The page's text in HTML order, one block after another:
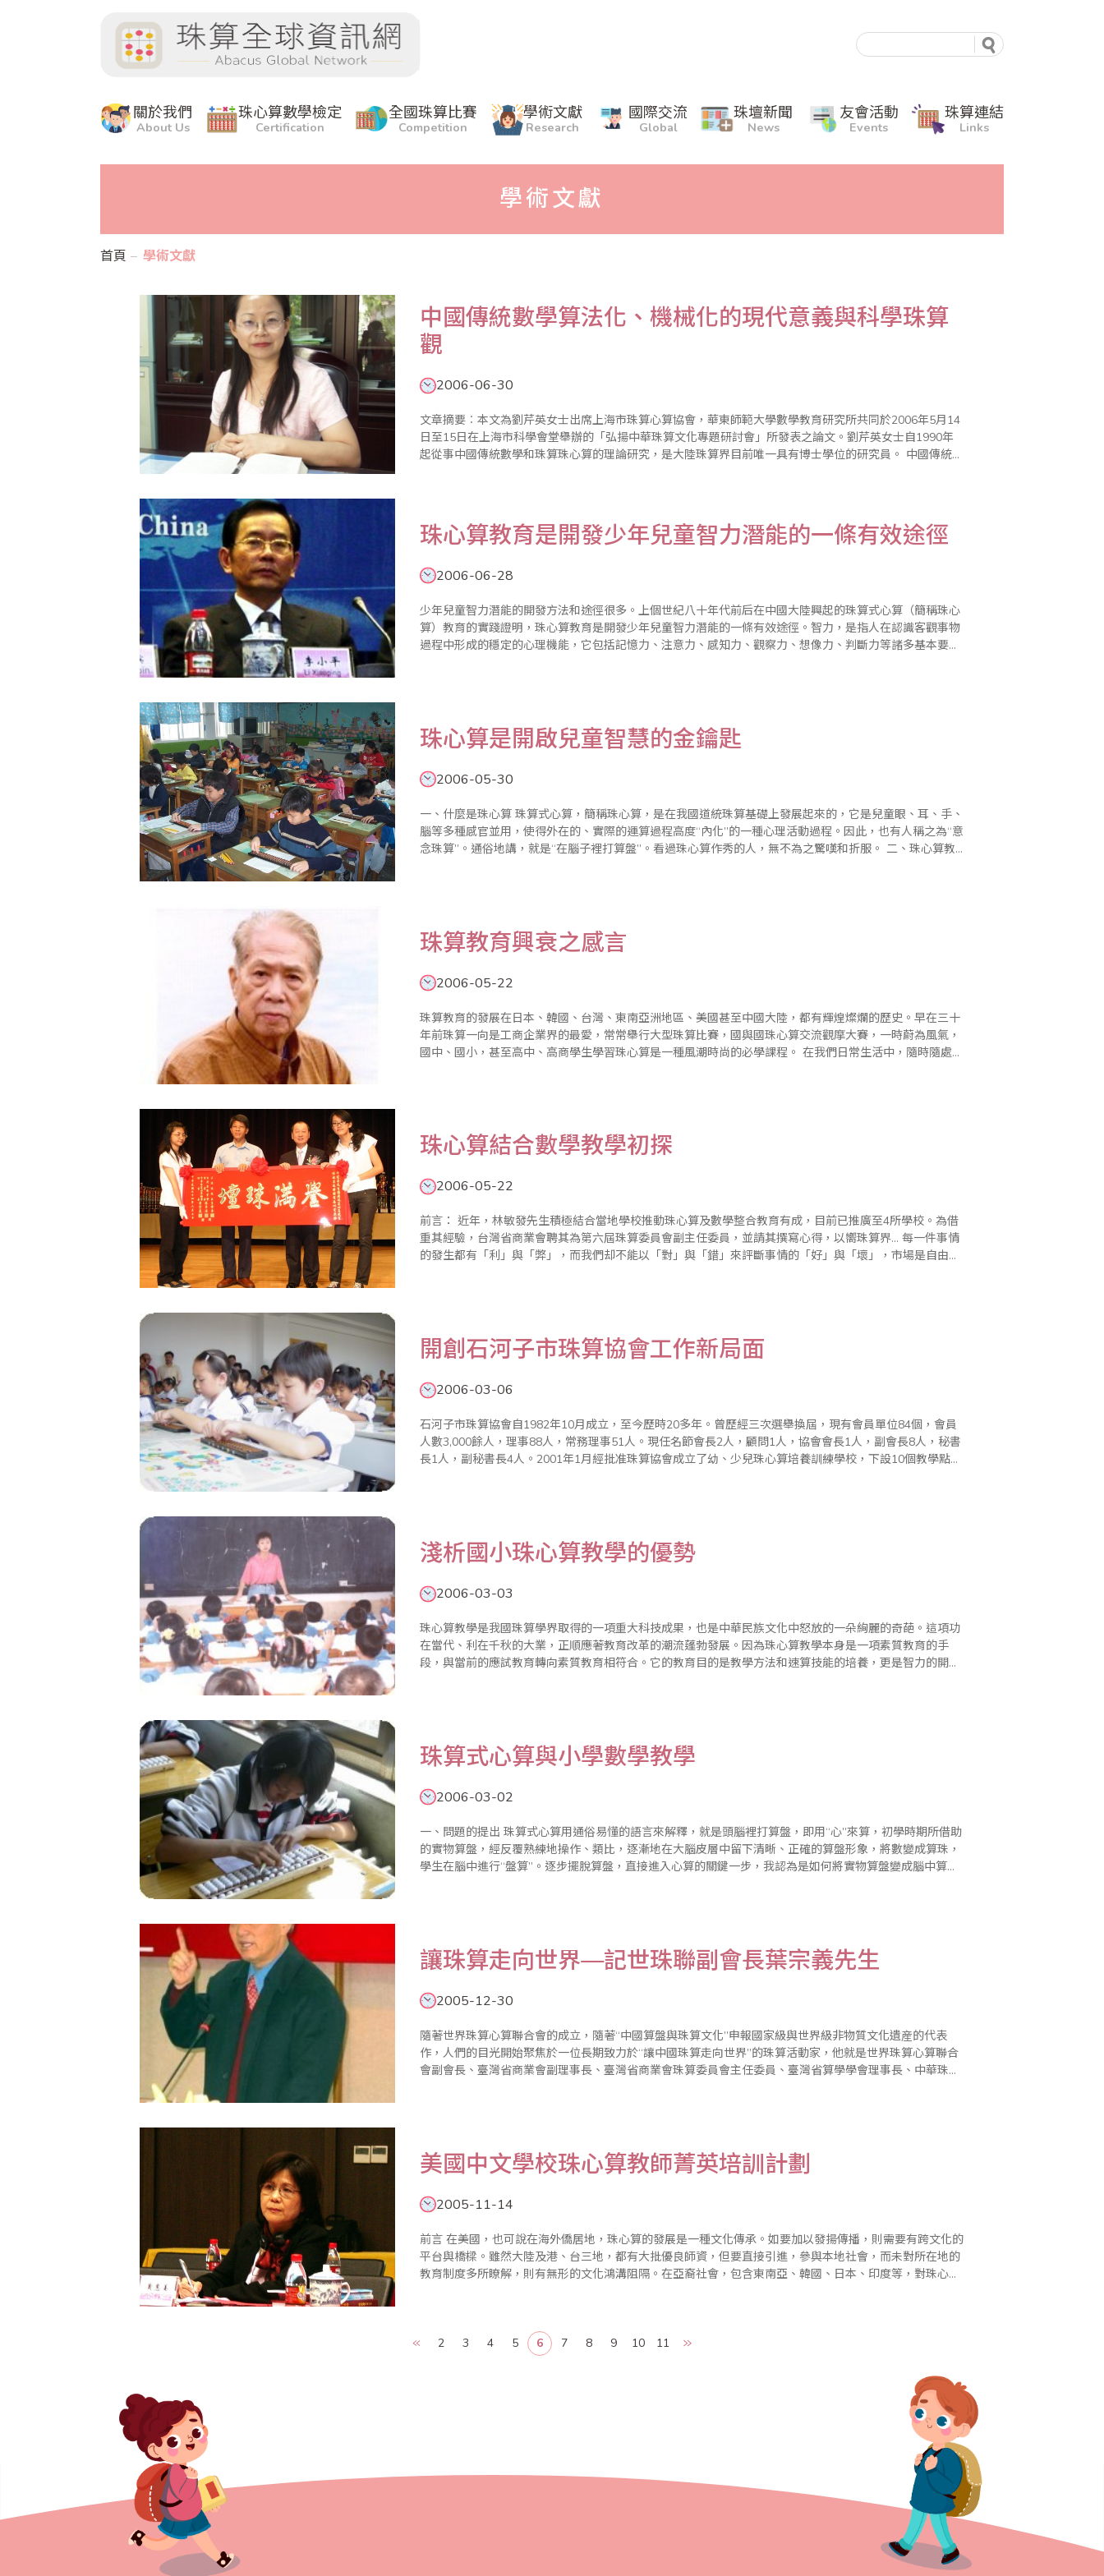
關於我們
About Us
珠心算數學檢定
Certification
全國珠算比賽
Competition
學術文獻
Research
國際交流
Global
珠壇新聞
News
友會活動
Events
珠算連結
Links
學術文獻
首頁 學術文獻
中國傳統數學算法化、機械化的現代意義與科學珠算
觀
2006-06-30
文章摘要︰本文為劉芹英女士出席上海市珠算心算協會，華東師範大學數學教育研究所共同於2006年5月14
日至15日在上海市科學會堂舉辦的「弘揚中華珠算文化專題研討會」所發表之論文。劉芹英女士自1990年
起從事中國傳統數學和珠算珠心算的理論研究，是大陸珠算界目前唯一具有博士學位的研究員。 中國傳統數
珠心算教育是開發少年兒童智力潛能的一條有效途徑
2006-06-28
少年兒童智力潛能的開發方法和途徑很多。上個世紀八十年代前后在中國大陸興起的珠算式心算（簡稱珠心
算）教育的實踐證明，珠心算教育是開發少年兒童智力潛能的一條有效途徑。智力，是指人在認識客觀事物
過程中形成的穩定的心理機能，它包括記憶力、注意力、感知力、觀察力、想像力、判斷力等諸多基本要
珠心算是開啟兒童智慧的金鑰匙
2006-05-30
一、什麼是珠心算 珠算式心算，簡稱珠心算，是在我國道統珠算基礎上發展起來的，它是兒童眼、耳、手、
腦等多種感官並用，使得外在的、實際的運算過程高度“內化”的一種心理活動過程。因此，也有人稱之為“意
念珠算”。通俗地講，就是“在腦子裡打算盤”。看過珠心算作秀的人，無不為之驚嘆和折服。 二、珠心算教
珠算教育興衰之感言
2006-05-22
珠算教育的發展在日本、韓國、台灣、東南亞洲地區、美國甚至中國大陸，都有輝煌燦爛的歷史。早在三十
年前珠算一向是工商企業界的最愛，常常舉行大型珠算比賽，國與國珠心算交流觀摩大賽，一時蔚為風氣，
國中、國小，甚至高中、高商學生學習珠心算是一種風潮時尚的必學課程。 在我們日常生活中，隨時隨處都
珠心算結合數學教學初探
2006-05-22
前言： 近年，林敏發先生積極結合當地學校推動珠心算及數學整合教育有成，目前已推廣至4所學校。為借
重其經驗，台灣省商業會聘其為第六屆珠算委員會副主任委員，並請其撰寫心得，以嚮珠算界... 每一件事情
的發生都有「利」與「弊」，而我們却不能以「對」與「錯」來評斷事情的「好」與「壞」，市場是自由競
開創石河子市珠算協會工作新局面
2006-03-06
石河子市珠算協會自1982年10月成立，至今歷時20多年。曾歷經三次選舉換屆，現有會員單位84個，會員
人數3,000餘人，理事88人，常務理事51人。現任名節會長2人，顧問1人，協會會長1人，副會長8人，秘書
長1人，副秘書長4人。2001年1月經批准珠算協會成立了幼、少兒珠心算培養訓練學校，下設10個教學點；
淺析國小珠心算教學的優勢
2006-03-03
珠心算教學是我國珠算學界取得的一項重大科技成果，也是中華民族文化中怒放的一朵絢麗的奇葩。這項功
在當代、利在千秋的大業，正順應著教育改革的潮流蓬勃發展。因為珠心算教學本身是一項素質教育的手
段，與當前的應試教育轉向素質教育相符合。它的教育目的是教學方法和速算技能的培養，更是智力的開
珠算式心算與小學數學教學
2006-03-02
一、問題的提出 珠算式心算用通俗易懂的語言來解釋，就是頭腦裡打算盤，即用“心”來算，初學時期所借助
的實物算盤，經反覆熟練地操作、類比，逐漸地在大腦皮層中留下清晰、正確的算盤形象，將數變成算珠，
學生在腦中進行“盤算”。逐步擺脫算盤，直接進入心算的關鍵一步，我認為是如何將實物算盤變成腦中算
讓珠算走向世界—記世珠聯副會長葉宗義先生
2005-12-30
隨著世界珠算心算聯合會的成立，隨著“中國算盤與珠算文化”申報國家級與世界級非物質文化遺産的代表
作，人們的目光開始聚焦於一位長期致力於“讓中國珠算走向世界”的珠算活動家，他就是世界珠算心算聯合
會副會長、臺灣省商業會副理事長、臺灣省商業會珠算委員會主任委員、臺灣省算學學會理事長、中華珠算
美國中文學校珠心算教師菁英培訓計劃
2005-11-14
前言 在美國，也可說在海外僑居地，珠心算的發展是一種文化傳承。如要加以發揚傳播，則需要有跨文化的
平台與橋樑。雖然大陸及港、台三地，都有大批優良師資，但要直接引進，參與本地社會，而未對所在地的
教育制度多所瞭解，則有無形的文化鴻溝阻隔。在亞裔社會，包含東南亞、韓國、日本、印度等，對珠心算
2 3 4 5 6 7 8 9 10 11